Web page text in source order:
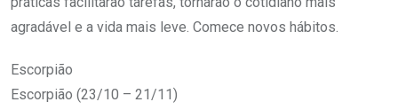
agradável e a vida mais leve. Comece novos hábitos.
Escorpião
Escorpião (23/10 – 21/11)